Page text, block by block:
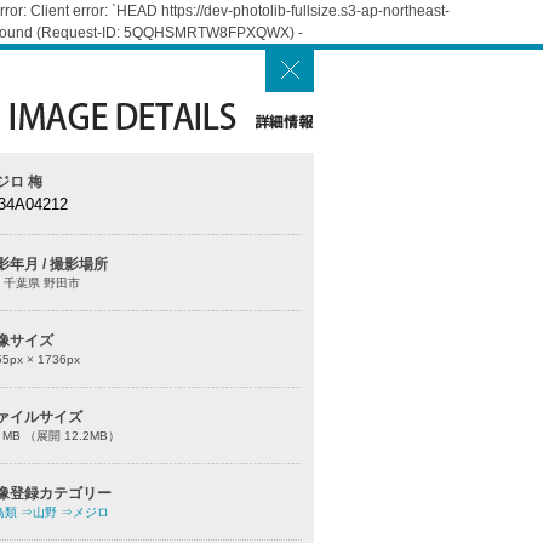
Client error: `HEAD https://dev-photolib-fullsize.s3-ap-northeast-
(Request-ID: 5QQHSMRTW8FPXQWX) -
ロ 梅
年月 / 撮影場所
千葉県 野田市
サイズ
px × 1736px
イルサイズ
（展開 12.2MB）
登録カテゴリー
類 ⇒山野 ⇒メジロ